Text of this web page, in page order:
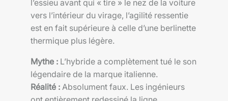
l’essieu avant qui « tire » le nez de la voiture
vers l’intérieur du virage, l’agilité ressentie
est en fait supérieure à celle d’une berlinette
thermique plus légère.
Mythe : L’hybride a complètement tué le son
légendaire de la marque italienne.
Réalité : Absolument faux. Les ingénieurs